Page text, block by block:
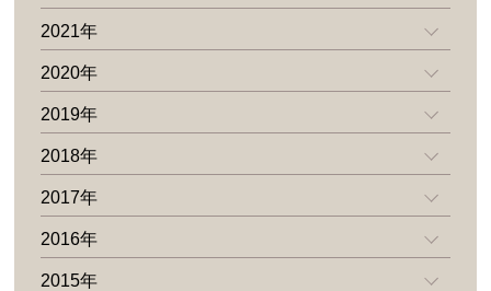
2021年
2020年
2019年
2018年
2017年
2016年
2015年